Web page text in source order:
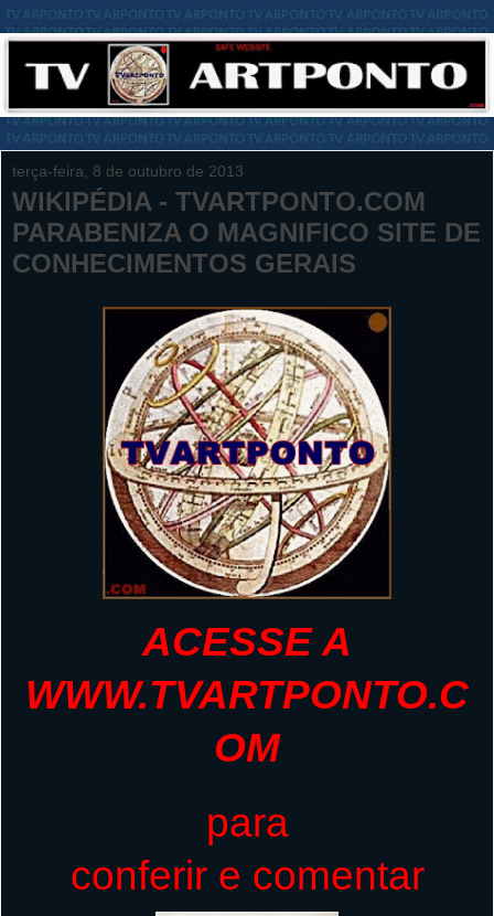
terça-feira, 8 de outubro de 2013
WIKIPÉDIA - TVARTPONTO.COM
PARABENIZA O MAGNIFICO SITE DE
CONHECIMENTOS GERAIS
ACESSE A
WWW.TVARTPONTO.C
OM
para
conferir e comentar